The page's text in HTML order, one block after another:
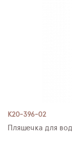
K20-396-02
Пляшечка для